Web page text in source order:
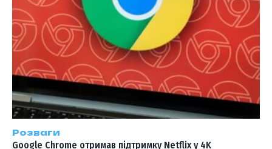
Розваги
Google Chrome отримав підтримку Netflix у 4K